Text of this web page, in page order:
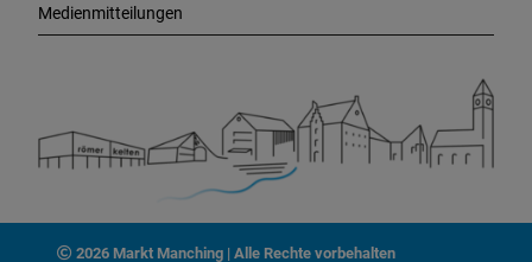
Medienmitteilungen
2026 Markt Manching | Alle Rechte vorbehalten